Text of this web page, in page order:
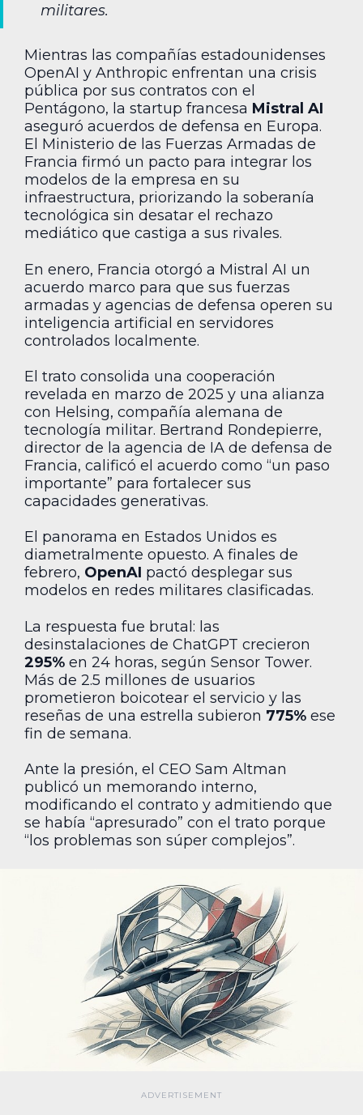
militares.
Mientras las compañías estadounidenses
OpenAI y Anthropic enfrentan una crisis
pública por sus contratos con el
Pentágono, la startup francesa Mistral AI
aseguró acuerdos de defensa en Europa.
El Ministerio de las Fuerzas Armadas de
Francia firmó un pacto para integrar los
modelos de la empresa en su
infraestructura, priorizando la soberanía
tecnológica sin desatar el rechazo
mediático que castiga a sus rivales.
En enero, Francia otorgó a Mistral AI un
acuerdo marco para que sus fuerzas
armadas y agencias de defensa operen su
inteligencia artificial en servidores
controlados localmente.
El trato consolida una cooperación
revelada en marzo de 2025 y una alianza
con Helsing, compañía alemana de
tecnología militar. Bertrand Rondepierre,
director de la agencia de IA de defensa de
Francia, calificó el acuerdo como “un paso
importante” para fortalecer sus
capacidades generativas.
El panorama en Estados Unidos es
diametralmente opuesto. A finales de
febrero, OpenAI pactó desplegar sus
modelos en redes militares clasificadas.
La respuesta fue brutal: las
desinstalaciones de ChatGPT crecieron
295% en 24 horas, según Sensor Tower.
Más de 2.5 millones de usuarios
prometieron boicotear el servicio y las
reseñas de una estrella subieron 775% ese
fin de semana.
Ante la presión, el CEO Sam Altman
publicó un memorando interno,
modificando el contrato y admitiendo que
se había “apresurado” con el trato porque
“los problemas son súper complejos”.